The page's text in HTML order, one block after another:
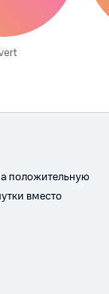
положительную
вместо